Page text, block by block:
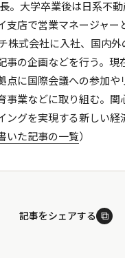
。大学卒業後は日系不
支店で営業マネージャー
株式会社に入社、国内
事の企画などを行う。現
点に国際会議への参加や
事業などに取り組む。関
ングを実現する新しい経
いた記事の一覧）
記事をシェアする ⧉